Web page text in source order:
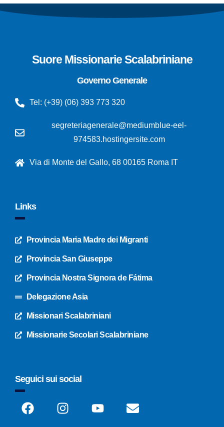
Suore Missionarie Scalabriniane
Governo Generale
Tel: (+39) (06) 393 773 320
segreteriagenerale@mediumblue-eel-
974583.hostingersite.com
Via di Monte del Gallo, 68 00165 Roma IT
Links
Provincia Maria Madre dei Migranti
Provincia San Giuseppe
Provincia Nostra Signora de Fátima
Delegazione Asia
Missionari Scalabriniani
Missionarie Secolari Scalabriniane
Seguici sui social